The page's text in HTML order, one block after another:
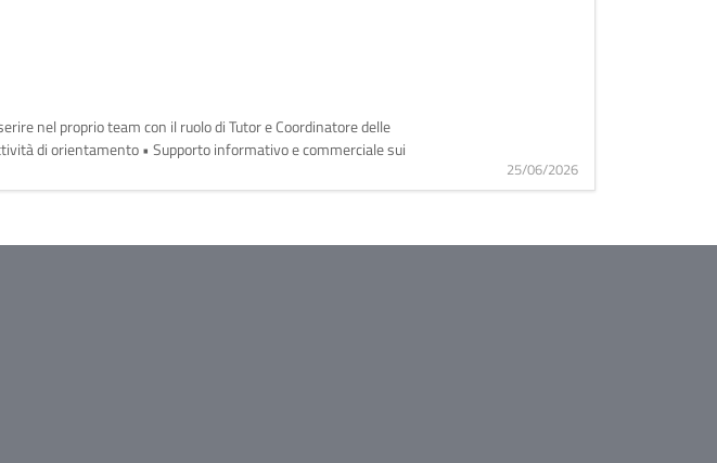
nel proprio team con il ruolo di Tutor e Coordinatore delle
di orientamento • Supporto informativo e commerciale sui
25/06/2026